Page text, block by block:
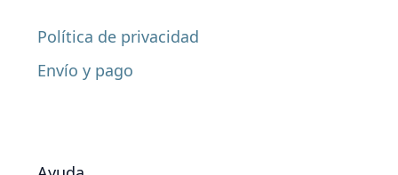
Política de privacidad
Envío y pago